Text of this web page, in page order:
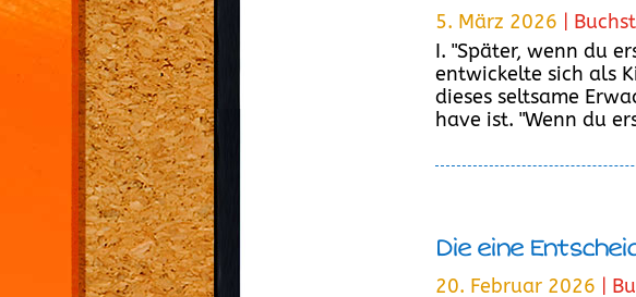
5. März 2026 |
I. "Später, wenn du
entwickelte sich als
dieses seltsame
have ist. "Wenn du
Die eine
20. Februar 2026 |